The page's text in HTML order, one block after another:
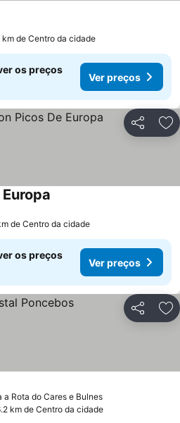
km de Centro da cidade
os preços
Ver preços
Partilhar
de Centro da cidade
os preços
Ver preços
Partilhar
a Rota do Cares e Bulnes
km de Centro da cidade